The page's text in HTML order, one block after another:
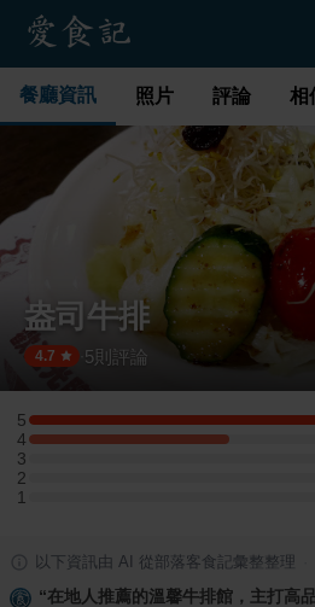
餐廳資訊 照片 評論 相
盎司牛排
4.7 5 則評論
5
5 星：2 則評論
4
4 星：1 則評論
3
3 星：0 則評論
2
2 星：0 則評論
1
1 星：0 則評論
以下資訊由 AI 從部落客食記彙整整理
“在地人推薦的溫馨牛排館，主打高